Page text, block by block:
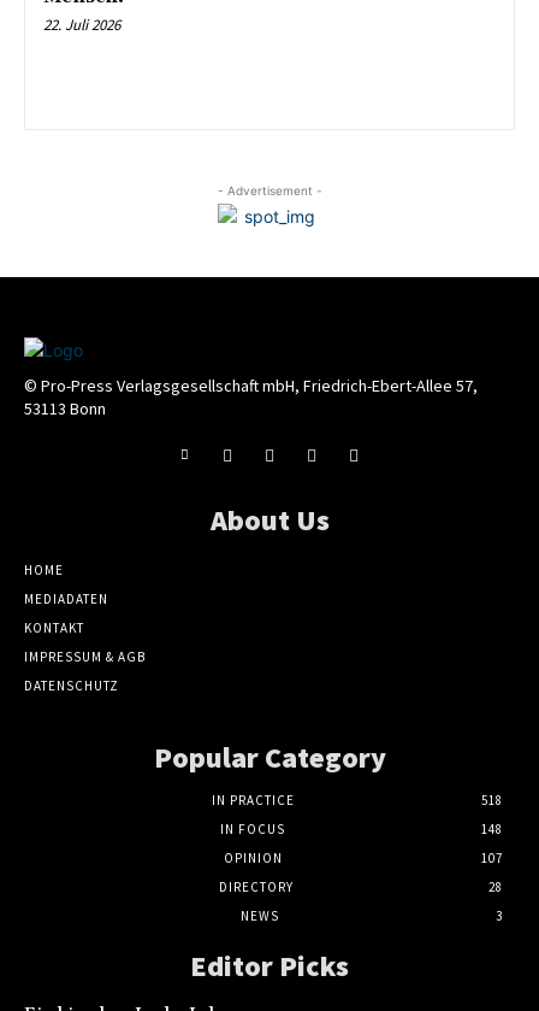
22. Juli 2026
- Advertisement -
© Pro-Press Verlagsgesellschaft mbH, Friedrich-Ebert-Allee 57,
53113 Bonn
About Us
HOME
MEDIADATEN
KONTAKT
IMPRESSUM & AGB
DATENSCHUTZ
Popular Category
IN PRACTICE
518
IN FOCUS
148
OPINION
107
DIRECTORY
28
NEWS
3
Editor Picks